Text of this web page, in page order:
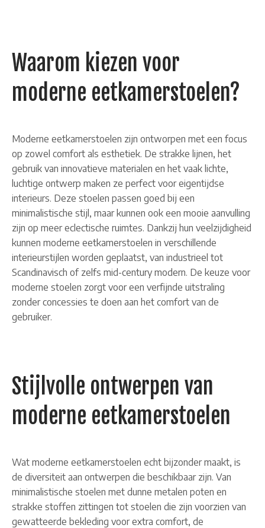
Waarom kiezen voor
moderne eetkamerstoelen?
Moderne eetkamerstoelen zijn ontworpen met een focus
op zowel comfort als esthetiek. De strakke lijnen, het
gebruik van innovatieve materialen en het vaak lichte,
luchtige ontwerp maken ze perfect voor eigentijdse
interieurs. Deze stoelen passen goed bij een
minimalistische stijl, maar kunnen ook een mooie aanvulling
zijn op meer eclectische ruimtes. Dankzij hun veelzijdigheid
kunnen moderne eetkamerstoelen in verschillende
interieurstijlen worden geplaatst, van industrieel tot
Scandinavisch of zelfs mid-century modern. De keuze voor
moderne stoelen zorgt voor een verfijnde uitstraling
zonder concessies te doen aan het comfort van de
gebruiker.
Stijlvolle ontwerpen van
moderne eetkamerstoelen
Wat moderne eetkamerstoelen echt bijzonder maakt, is
de diversiteit aan ontwerpen die beschikbaar zijn. Van
minimalistische stoelen met dunne metalen poten en
strakke stoffen zittingen tot stoelen die zijn voorzien van
gewatteerde bekleding voor extra comfort, de